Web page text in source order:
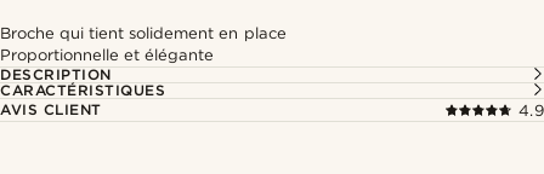
Broche qui tient solidement en place
Proportionnelle et élégante
DESCRIPTION
CARACTÉRISTIQUES
AVIS CLIENT
4.9